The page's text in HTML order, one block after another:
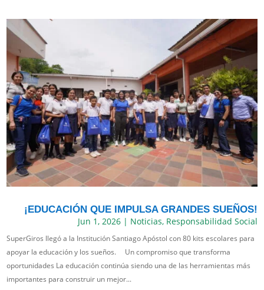
¡EDUCACIÓN QUE IMPULSA GRANDES SUEÑOS!
Jun 1, 2026| Noticias, Responsabilidad Social
SuperGiros llegó a la Institución Santiago Apóstol con 80 kits escolares para
apoyar la educación y los sueños. Un compromiso que transforma
oportunidades La educación continúa siendo una de las herramientas más
importantes para construir un mejor...